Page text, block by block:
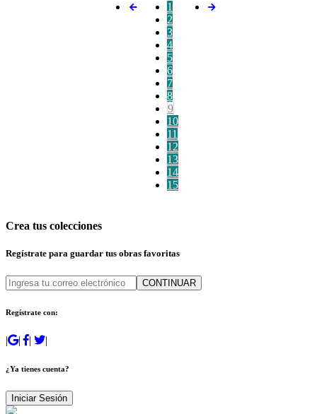
1
2
3
4
5
6
7
8
9
10
11
12
13
14
15
Crea tus colecciones
Regístrate para guardar tus obras favoritas
CONTINUAR
Regístrate con:
| | | |
¿Ya tienes cuenta?
Iniciar Sesión